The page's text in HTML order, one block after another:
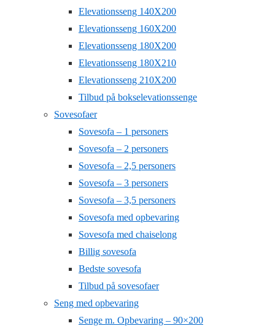
Elevationsseng 140X200
Elevationsseng 160X200
Elevationsseng 180X200
Elevationsseng 180X210
Elevationsseng 210X200
Tilbud på bokselevationssenge
Sovesofaer
Sovesofa – 1 personers
Sovesofa – 2 personers
Sovesofa – 2,5 personers
Sovesofa – 3 personers
Sovesofa – 3,5 personers
Sovesofa med opbevaring
Sovesofa med chaiselong
Billig sovesofa
Bedste sovesofa
Tilbud på sovesofaer
Seng med opbevaring
Senge m. Opbevaring – 90×200